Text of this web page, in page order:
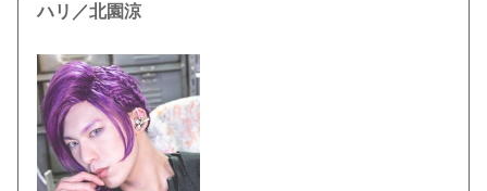
ハリ／北園涼